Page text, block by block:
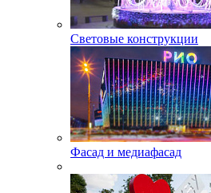
Световые конструкции
Фасад и медиафасад